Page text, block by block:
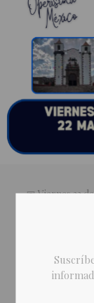
📅 Viernes 22